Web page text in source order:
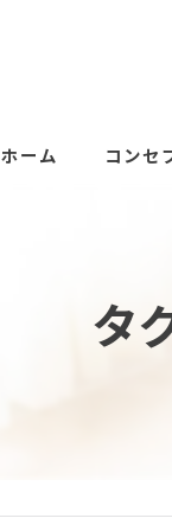
ホーム コンセ
タ